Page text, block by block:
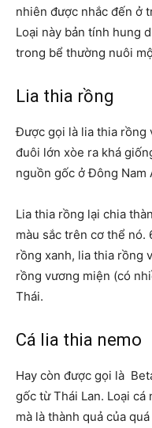
nhiên được nhắc đến ở
Loại này bản tính hung
trong bể thường nuôi
Lia thia rồng
Được gọi là lia thia rồng
đuôi lớn xòe ra khá
nguồn gốc ở Đông Nam
Lia thia rồng lại chia
màu sắc trên cơ thể nó.
rồng xanh, lia thia rồng
rồng vương miện (có
Thái.
Cá lia thia nemo
Hay còn được gọi là
gốc từ Thái Lan. Loại
mà là thành quả của